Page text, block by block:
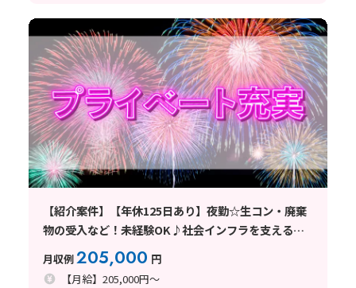
【紹介案件】【年休125日あり】夜勤☆生コン・廃棄
物の受入など！未経験OK♪社会インフラを支える仕
月収例205,000 円
【月給】205,000円～